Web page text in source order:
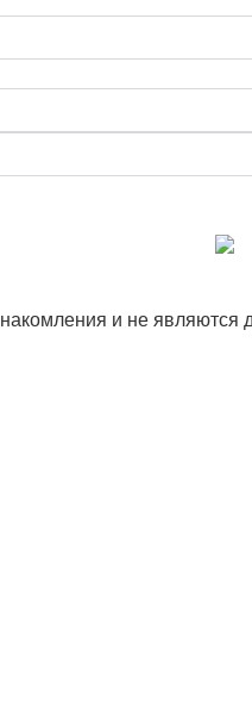
и не являются